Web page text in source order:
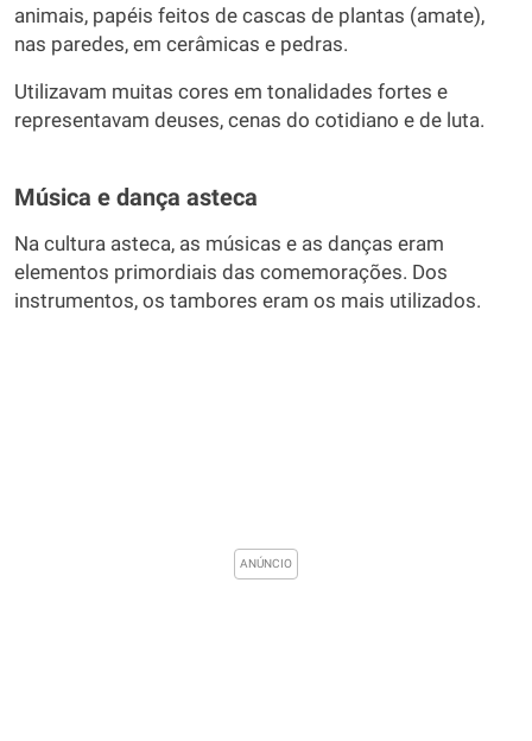
animais, papéis feitos de cascas de plantas (amate),
nas paredes, em cerâmicas e pedras.
Utilizavam muitas cores em tonalidades fortes e
representavam deuses, cenas do cotidiano e de luta.
Música e dança asteca
Na cultura asteca, as músicas e as danças eram
elementos primordiais das comemorações. Dos
instrumentos, os tambores eram os mais utilizados.